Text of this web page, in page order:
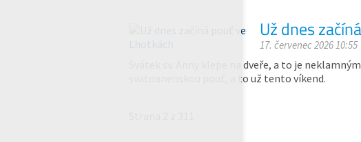
Už dnes
17. červenec 2026 10:55
Svátek sv. Anny klepe na dveře, a to je
svatoanenskou pouť, a to už tento víkend.